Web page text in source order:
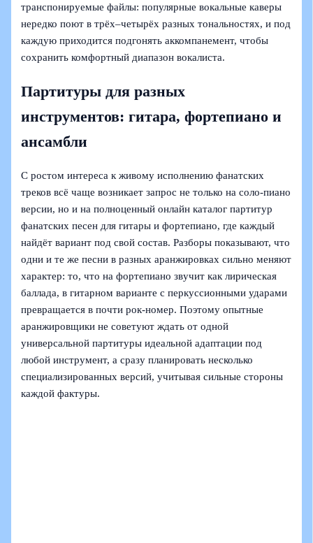
транспонируемые файлы: популярные вокальные каверы
нередко поют в трёх–четырёх разных тональностях, и под
каждую приходится подгонять аккомпанемент, чтобы
сохранить комфортный диапазон вокалиста.
Партитуры для разных
инструментов: гитара, фортепиано и
ансамбли
С ростом интереса к живому исполнению фанатских
треков всё чаще возникает запрос не только на соло‑пиано
версии, но и на полноценный онлайн каталог партитур
фанатских песен для гитары и фортепиано, где каждый
найдёт вариант под свой состав. Разборы показывают, что
одни и те же песни в разных аранжировках сильно меняют
характер: то, что на фортепиано звучит как лирическая
баллада, в гитарном варианте с перкуссионными ударами
превращается в почти рок‑номер. Поэтому опытные
аранжировщики не советуют ждать от одной
универсальной партитуры идеальной адаптации под
любой инструмент, а сразу планировать несколько
специализированных версий, учитывая сильные стороны
каждой фактуры.